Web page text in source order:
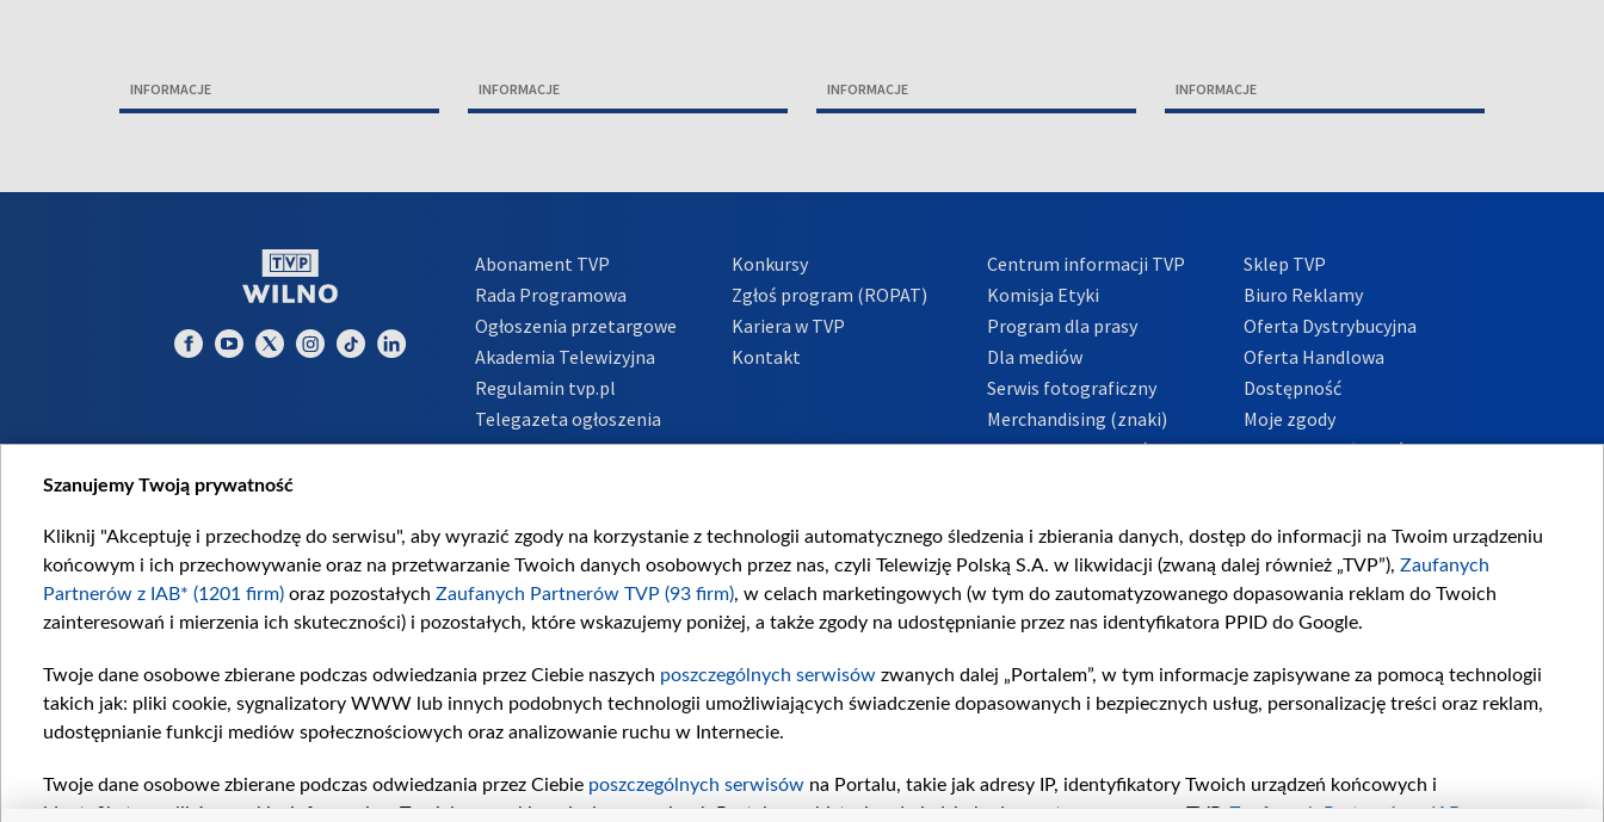
INFORMACJE INFORMACJE INFORMACJE INFORMACJE
Abonament TVP
Rada Programowa
Ogłoszenia przetargowe
Akademia Telewizyjna
Regulamin tvp.pl
Telegazeta ogłoszenia
Informacje o nadawcy
Konkursy
Zgłoś program (ROPAT)
Kariera w TVP
Kontakt
Centrum informacji TVP
Komisja Etyki
Program dla prasy
Dla mediów
Serwis fotograficzny
Merchandising (znaki)
Polityka Prywatności
Sklep TVP
Biuro Reklamy
Oferta Dystrybucyjna
Oferta Handlowa
Dostępność
Moje zgody
Procedura zgłoszeń
Szanujemy Twoją prywatność
Kliknij "Akceptuję i przechodzę do serwisu", aby wyrazić zgody na korzystanie z technologii automatycznego śledzenia i zbierania danych, dostęp do informacji na Twoim urządzeniu
końcowym i ich przechowywanie oraz na przetwarzanie Twoich danych osobowych przez nas, czyli Telewizję Polską S.A. w likwidacji (zwaną dalej również „TVP”), Zaufanych
Partnerów z IAB* (1201 firm) oraz pozostałych Zaufanych Partnerów TVP (93 firm), w celach marketingowych (w tym do zautomatyzowanego dopasowania reklam do Twoich
zainteresowań i mierzenia ich skuteczności) i pozostałych, które wskazujemy poniżej, a także zgody na udostępnianie przez nas identyfikatora PPID do Google.
Twoje dane osobowe zbierane podczas odwiedzania przez Ciebie naszych poszczególnych serwisów zwanych dalej „Portalem”, w tym informacje zapisywane za pomocą technologii
takich jak: pliki cookie, sygnalizatory WWW lub innych podobnych technologii umożliwiających świadczenie dopasowanych i bezpiecznych usług, personalizację treści oraz reklam,
udostępnianie funkcji mediów społecznościowych oraz analizowanie ruchu w Internecie.
Twoje dane osobowe zbierane podczas odwiedzania przez Ciebie poszczególnych serwisów na Portalu, takie jak adresy IP, identyfikatory Twoich urządzeń końcowych i
identyfikatory plików cookie, informacje o Twoich wyszukiwaniach w serwisach Portalu czy historia odwiedzin będą przetwarzane przez TVP, Zaufanych Partnerów z IAB